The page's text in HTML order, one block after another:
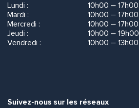
Lundi :
10h00 – 17h00
Mardi :
10h00 – 17h00
Mercredi :
10h00 – 17h00
Jeudi :
10h00 – 19h00
Vendredi :
10h00 – 13h00
Suivez-nous sur les réseaux